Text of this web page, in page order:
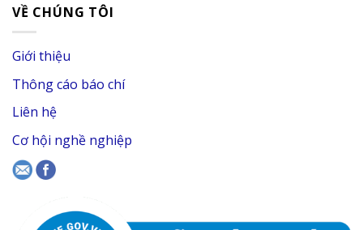
VỀ CHÚNG TÔI
Giới thiệu
Thông cáo báo chí
Liên hệ
Cơ hội nghề nghiệp